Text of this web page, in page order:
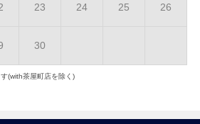
23 24 25 26
30
(with茶屋町店を除く)